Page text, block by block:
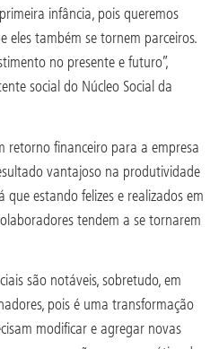
infância, pois queremos
eles também se tornem parceiros.
no presente e futuro”,
social do Núcleo Social da
retorno financeiro para a empresa
vantajoso na produtividade
estando felizes e realizados em
tendem a se tornarem
são notáveis, sobretudo, em
pois é uma transformação
modificar e agregar novas